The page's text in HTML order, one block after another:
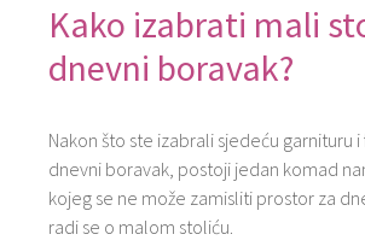
Kako izabrati mali
dnevni boravak?
Nakon što ste izabrali sjedeću garnituru
dnevni boravak, postoji jedan komad
kojeg se ne može zamisliti prostor za
radi se o malom stoliću.